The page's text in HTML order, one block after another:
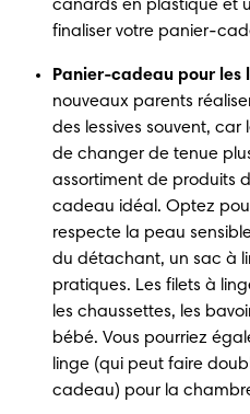
canards en plastique et
finaliser votre panier-
Panier-cadeau pour les
nouveaux parents
des lessives souvent, car
de changer de tenue
assortiment de produits
cadeau idéal. Optez
respecte la peau
du détachant, un sac à
pratiques. Les filets à
les chaussettes, les
bébé. Vous pourriez
linge (qui peut faire
cadeau) pour la